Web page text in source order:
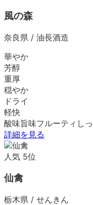
風の森
奈良県 / 油長酒造
華やか
芳醇
重厚
穏やか
ドライ
軽快
酸味旨味フルーティ し
詳細を見る
人気 5位
仙禽
栃木県 / せんきん